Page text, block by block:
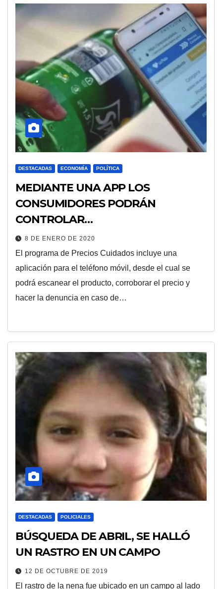
DESTACADAS ECONOMÍA POLÍTICA
MEDIANTE UNA APP LOS
CONSUMIDORES PODRÁN
CONTROLAR…
8 DE ENERO DE 2020
El programa de Precios Cuidados incluye una
aplicación para el teléfono móvil, desde el cual se
podrá escanear el producto, corroborar el precio y
hacer la denuncia en caso de…
DESTACADAS POLICIALES
BÚSQUEDA DE ABRIL, SE HALLÓ
UN RASTRO EN UN CAMPO
12 DE OCTUBRE DE 2019
El rastro de la nena fue ubicado en un campo al lado